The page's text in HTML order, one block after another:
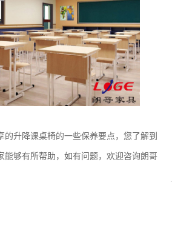
的升降课桌椅的一些保养要点，您了解到
能够有所帮助，如有问题，欢迎咨询朗哥